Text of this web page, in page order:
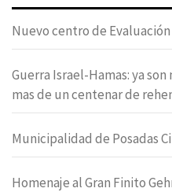
Nuevo centro de
Guerra Israel-Hamas: ya
mas de un centenar de
Municipalidad de Posadas
Homenaje al Gran Finito